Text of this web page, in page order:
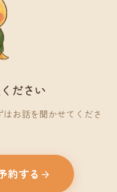
ださい
お話を聞かせてくださ
約する